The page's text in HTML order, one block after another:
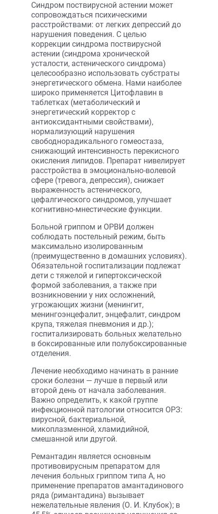
Синдром поствирусной астении может
сопровождаться психическими
расстройствами: от легких депрессий до
нарушения поведения. С целью
коррекции синдрома поствирусной
астении (синдрома хронической
усталости, астенического синдрома)
целесообразно использовать субстраты
энергетического обмена. Нами наиболее
широко применяется Цитофлавин в
таблетках (метаболический и
энергетический корректор с
антиоксидантными свойствами),
нормализующий нарушения
свободнорадикального гомеостаза,
снижающий интенсивность перекисного
окисления липидов. Препарат нивелирует
расстройства в эмоционально-волевой
сфере (тревога, депрессия), снижает
выраженность астенического,
цефалгического синдромов, улучшает
когнитивно-мнестические функции.
Больной гриппом и ОРВИ должен
соблюдать постельный режим, быть
максимально изолированным
(преимущественно в домашних условиях).
Обязательной госпитализации подлежат
дети с тяжелой и гипертоксической
формой заболевания, а также при
возникновении у них осложнений,
угрожающих жизни (менингит,
менингоэнцефалит, энцефалит, синдром
крупа, тяжелая пневмония и др.);
госпитализировать больных желательно
в боксированные или полубоксированные
отделения.
Лечение необходимо начинать в ранние
сроки болезни — лучше в первый или
второй день от начала заболевания.
Важно определить, к какой группе
инфекционной патологии относится ОРЗ:
вирусной, бактериальной,
микоплазменной, хламидийной,
смешанной или другой.
Ремантадин является основным
противовирусным препаратом для
лечения больных гриппом типа А, но
применение препаратов амантадинового
ряда (римантадина) вызывает
нежелательные явления (О. И. Клубок); в